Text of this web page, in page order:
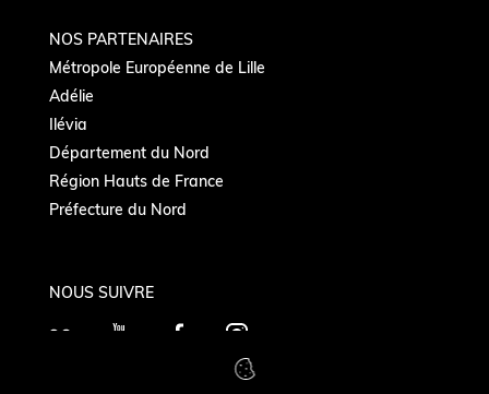
NOS PARTENAIRES
Métropole Européenne de Lille
Adélie
Ilévia
Département du Nord
Région Hauts de France
Préfecture du Nord
NOUS SUIVRE
F
Y
I